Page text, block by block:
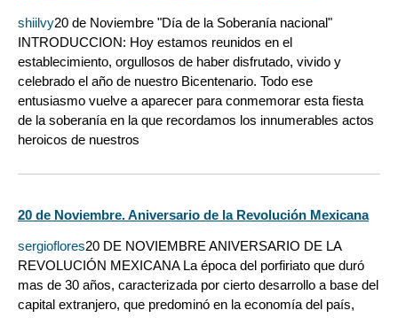
shiilvy20 de Noviembre "Día de la Soberanía nacional"
INTRODUCCION: Hoy estamos reunidos en el
establecimiento, orgullosos de haber disfrutado, vivido y
celebrado el año de nuestro Bicentenario. Todo ese
entusiasmo vuelve a aparecer para conmemorar esta fiesta
de la soberanía en la que recordamos los innumerables actos
heroicos de nuestros
20 de Noviembre. Aniversario de la Revolución Mexicana
sergioflores20 DE NOVIEMBRE ANIVERSARIO DE LA
REVOLUCIÓN MEXICANA La época del porfiriato que duró
mas de 30 años, caracterizada por cierto desarrollo a base del
capital extranjero, que predominó en la economía del país,